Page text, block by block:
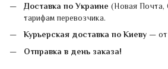
Доставка по Украине (Новая Почта,
тарифам перевозчика.
Курьерская доставка по Киеву — от
Отправка в день заказа!